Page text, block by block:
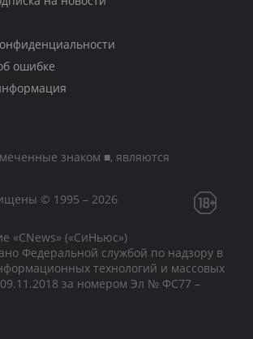
ошибке
знаком ■, являются
© 1995 – 2026
«CNews» («СиНьюс»)
Федеральной службой по надзору в
технологий и массовых
за номером Эл № ФС77 –